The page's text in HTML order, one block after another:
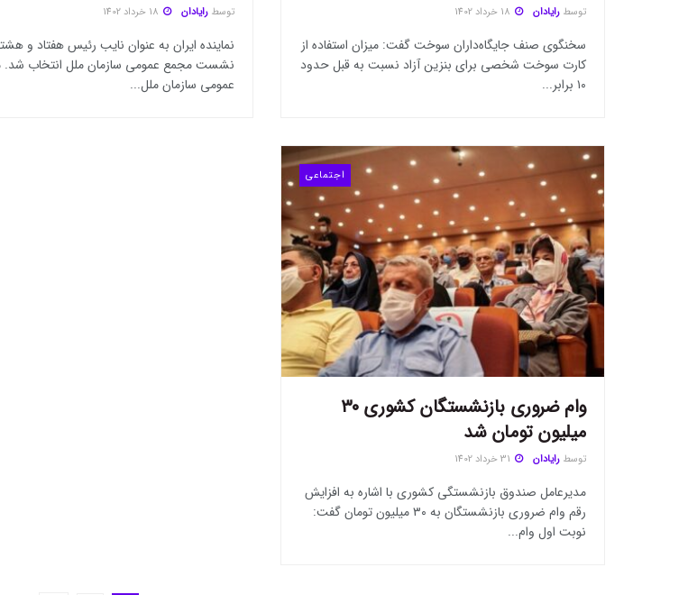
توسط رایادان
سخنگوی صنف جایگاه‌داران سوخت گفت: میزان استفاده از
کارت سوخت شخصی برای بنزین آزاد نسبت به قبل حدود
۱۰ برابر...
توسط رایادان
نماینده ایران به عنوان نایب رئیس هفتاد و
نشست مجمع عمومی سازمان ملل انتخاب
عمومی سازمان ملل...
اجتماعی
وام ضروری بازنشستگان کشوری ۳۰
میلیون تومان شد
توسط رایادان
مدیرعامل صندوق بازنشستگی کشوری با اشاره به افزایش
رقم وام ضروری بازنشستگان به ۳۰ میلیون تومان گفت:
نوبت اول وام...